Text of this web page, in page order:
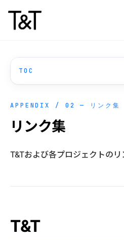
TOC
APPENDIX / 02 — リンク集
リンク集
T&Tおよび各プロジェクトのリ
T&T